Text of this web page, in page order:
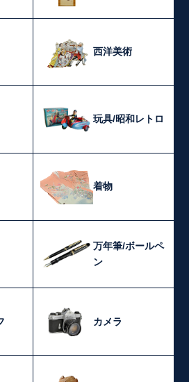
西洋美術
玩具/昭和レトロ
着物
万年筆/ボールペ
ン
カメラ